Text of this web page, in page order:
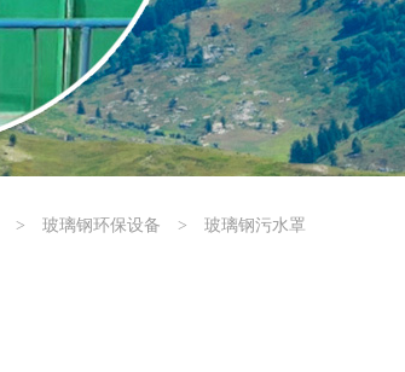
> 玻璃钢环保设备 > 玻璃钢污水罩